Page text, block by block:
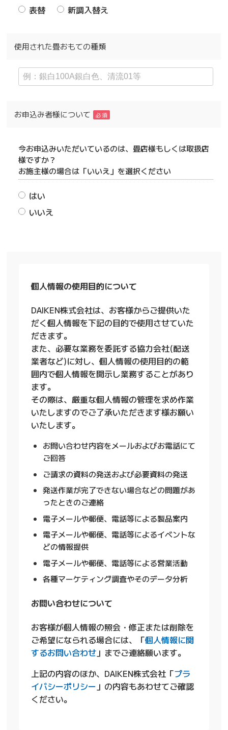
表替 新調入替え
使用された畳おもての種類
お申込み者様について 必須
今お申込みいただいているのは、畳店様もしくは取扱店
様ですか？
お施主様の場合は「いいえ」を選択ください
はい
いいえ
個人情報の使用目的について
DAIKEN株式会社は、お客様からご提供いた
だく個人情報を下記の目的で使用させていた
だきます。
また、必要な業務を委託する協力会社(配送
業者など)に対し、個人情報の使用目的の範
囲内で個人情報を開示し業務することがあり
ます。
その際は、厳重な個人情報の管理を求め作業
いたしますのでご了承いただきます様お願い
いたします。
お問い合わせ内容をメールおよびお電話にて
ご回答
ご請求の資料の発送および必要資料の発送
発送作業が完了できない場合などの問題があ
ったときのご連絡
電子メールや郵便、電話等による製品案内
電子メールや郵便、電話等によるイベントな
どの情報提供
電子メールや郵便、電話等による営業活動
各種マーケティング調査やそのデータ分析
お問い合わせについて
お客様が個人情報の照会・修正または削除を
ご希望になられる場合には、「個人情報に関
するお問い合わせ 」までご連絡願います。
上記の内容のほか、DAIKEN株式会社「プラ
イバシーポリシー 」の内容もあわせてご確認
ください。